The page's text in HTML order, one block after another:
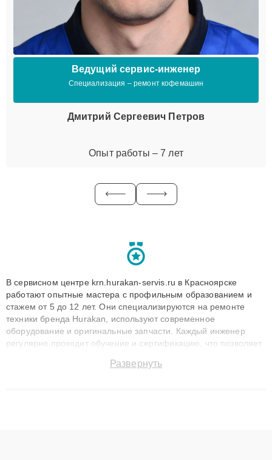
Ведущий сервис-инженер
Специализация – ремонт кофемашин
Дмитрий Сергеевич Петров
Опыт работы – 7 лет
В сервисном центре krn.hurakan-servis.ru в Красноярске
работают опытные мастера с профильным образованием и
стажем от 5 до 12 лет. Они специализируются на ремонте
техники бренда Hurakan, используют современное
оборудование и оригинальные запчасти. Каждый инженер
регулярно проходит обучение и сертификацию, что позволяет
технику с сохранением гарантии до 3 лет. Наши мастера
Развернуть